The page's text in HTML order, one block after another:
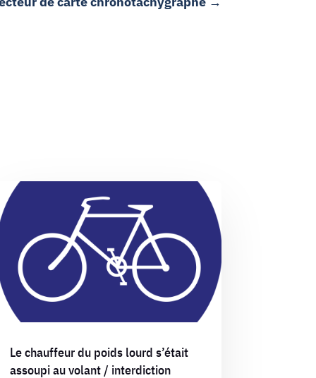
Le chauffeur du poids lourd s’était
assoupi au volant / interdiction